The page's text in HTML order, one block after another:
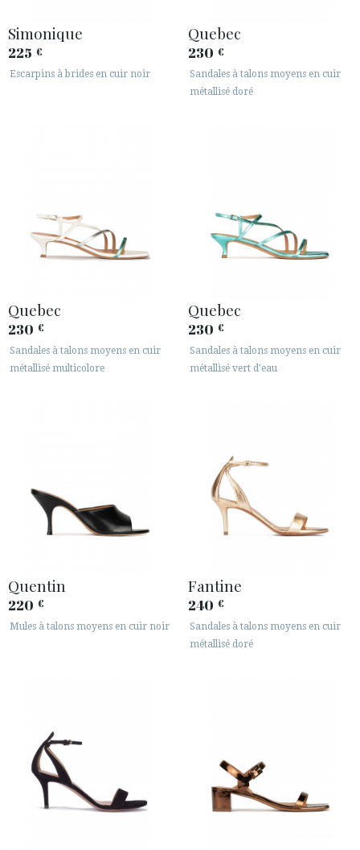
Simonique
225 €
Escarpins à brides en cuir noir
Quebec
230 €
Sandales à talons moyens en cuir
métallisé doré
Quebec
230 €
Sandales à talons moyens en cuir
métallisé multicolore
Quebec
230 €
Sandales à talons moyens en cuir
métallisé vert d'eau
Quentin
220 €
Mules à talons moyens en cuir noir
Fantine
240 €
Sandales à talons moyens en cuir
métallisé doré